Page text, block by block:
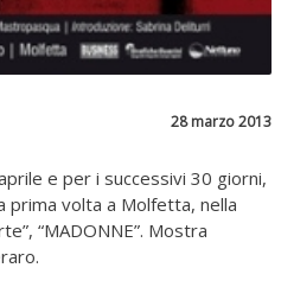
28 marzo 2013
e per i successivi 30 giorni,
prima volta a Molfetta, nella
“MADONNE”. Mostra